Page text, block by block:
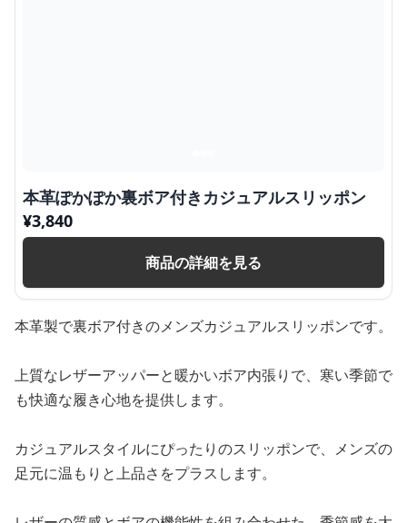
本革ぽかぽか裏ボア付きカジュアルスリッポン
¥3,840
商品の詳細を見る
本革製で裏ボア付きのメンズカジュアルスリッポンです。
上質なレザーアッパーと暖かいボア内張りで、寒い季節で
も快適な履き心地を提供します。
カジュアルスタイルにぴったりのスリッポンで、メンズの
足元に温もりと上品さをプラスします。